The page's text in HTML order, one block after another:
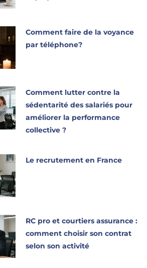
Comment faire de la voyance
par téléphone?
Comment lutter contre la
sédentarité des salariés pour
améliorer la performance
collective ?
Le recrutement en France
RC pro et courtiers assurance :
comment choisir son contrat
selon son activité